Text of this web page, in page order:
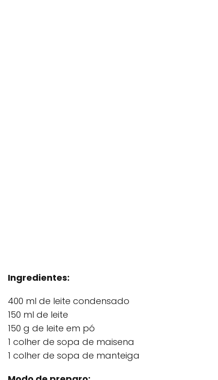
Ingredientes:
400 ml de leite condensado
150 ml de leite
150 g de leite em pó
1 colher de sopa de maisena
1 colher de sopa de manteiga